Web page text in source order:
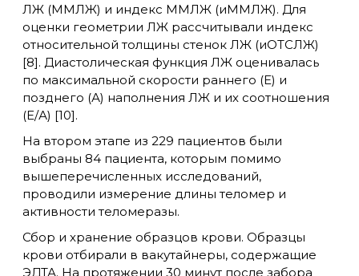
ЛЖ (ММЛЖ) и индекс ММЛЖ (иММЛЖ). Для
оценки геометрии ЛЖ рассчитывали индекс
относительной толщины стенок ЛЖ (иОТСЛЖ)
[8]. Диастолическая функция ЛЖ оценивалась
по максимальной скорости раннего (Е) и
позднего (А) наполнения ЛЖ и их соотношения
(Е/А) [10].
На втором этапе из 229 пациентов были
выбраны 84 пациента, которым помимо
вышеперечисленных исследований,
проводили измерение длины теломер и
активности теломеразы.
Сбор и хранение образцов крови. Образцы
крови отбирали в вакутайнеры, содержащие
ЭДТА. На протяжении 30 минут после забора